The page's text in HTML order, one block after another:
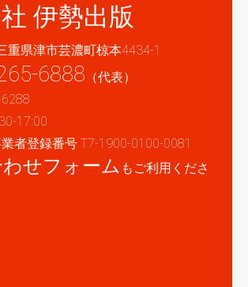
伊勢出版
重県津市芸濃町椋本4434-1
6888 （代表）
17:00
者登録番号 T7-1900-0100-0081
せフォーム もご利用くださ